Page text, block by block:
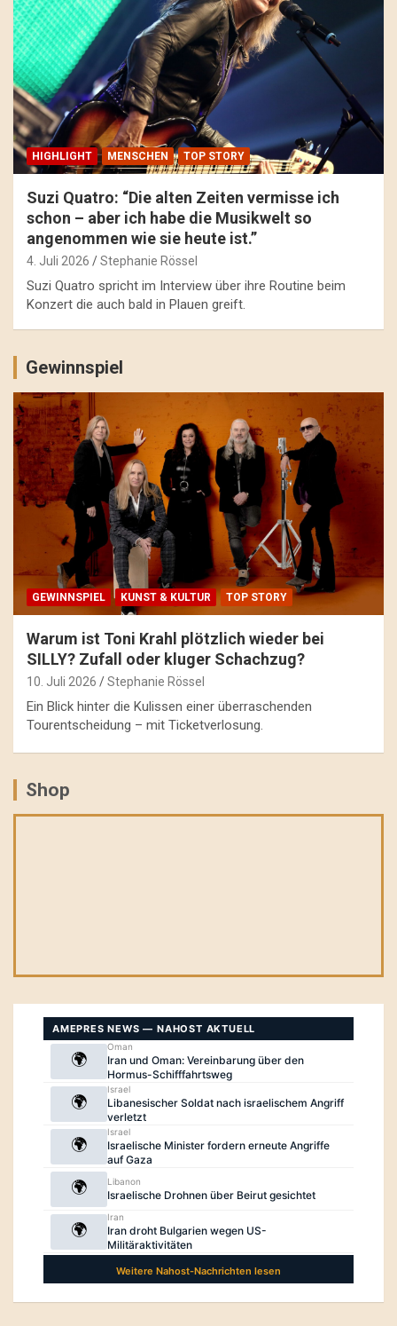
HIGHLIGHT MENSCHEN TOP STORY
Suzi Quatro: “Die alten Zeiten vermisse ich
schon – aber ich habe die Musikwelt so
angenommen wie sie heute ist.”
4. Juli 2026 Stephanie Rössel
Suzi Quatro spricht im Interview über ihre Routine beim
Konzert die auch bald in Plauen greift.
Gewinnspiel
GEWINNSPIEL KUNST & KULTUR TOP STORY
Warum ist Toni Krahl plötzlich wieder bei
SILLY? Zufall oder kluger Schachzug?
10. Juli 2026 Stephanie Rössel
Ein Blick hinter die Kulissen einer überraschenden
Tourentscheidung – mit Ticketverlosung.
Shop